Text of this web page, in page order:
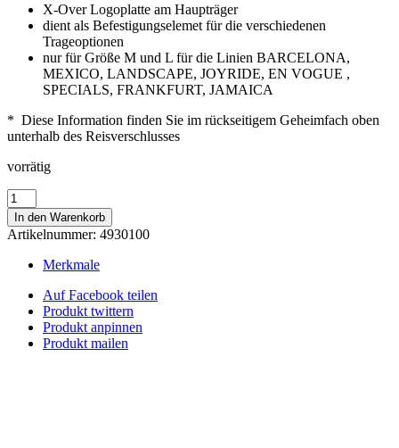
X-Over Logoplatte am Haupträger
dient als Befestigungselemet für die verschiedenen
Trageoptionen
nur für Größe M und L für die Linien BARCELONA,
MEXICO, LANDSCAPE, JOYRIDE, EN VOGUE ,
SPECIALS, FRANKFURT, JAMAICA
* Diese Information finden Sie im rückseitigem Geheimfach oben
unterhalb des Reisverschlusses
vorrätig
X-
Over
Logoplatte
(Vierpunkt,
3/2016*)
Menge
In den Warenkorb
Artikelnummer: 4930100
Merkmale
Auf Facebook teilen
Produkt twittern
Produkt anpinnen
Produkt mailen